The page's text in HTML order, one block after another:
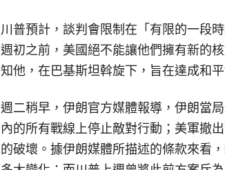
川普預計，談判會限制在「有限的一段
週初之前，美國絕不能讓他們擁有新的
知他，在巴基斯坦斡旋下，旨在達成和
週二稍早，伊朗官方媒體報導，伊朗當
內的所有戰線上停止敵對行動；美軍撤
的破壞。據伊朗媒體所描述的條款來看